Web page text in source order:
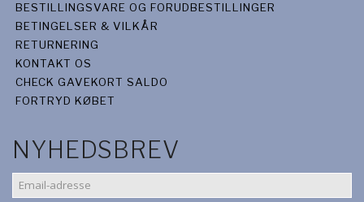
BESTILLINGSVARE OG FORUDBESTILLINGER
BETINGELSER & VILKÅR
RETURNERING
KONTAKT OS
CHECK GAVEKORT SALDO
FORTRYD KØBET
NYHEDSBREV
EMAIL-
ADRESSE